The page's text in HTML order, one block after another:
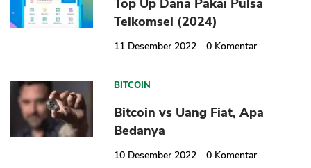
Top Up Dana Pakai Pulsa
Telkomsel (2024)
11 Desember 2022 0 Komentar
BITCOIN
Bitcoin vs Uang Fiat, Apa
Bedanya
10 Desember 2022 0 Komentar